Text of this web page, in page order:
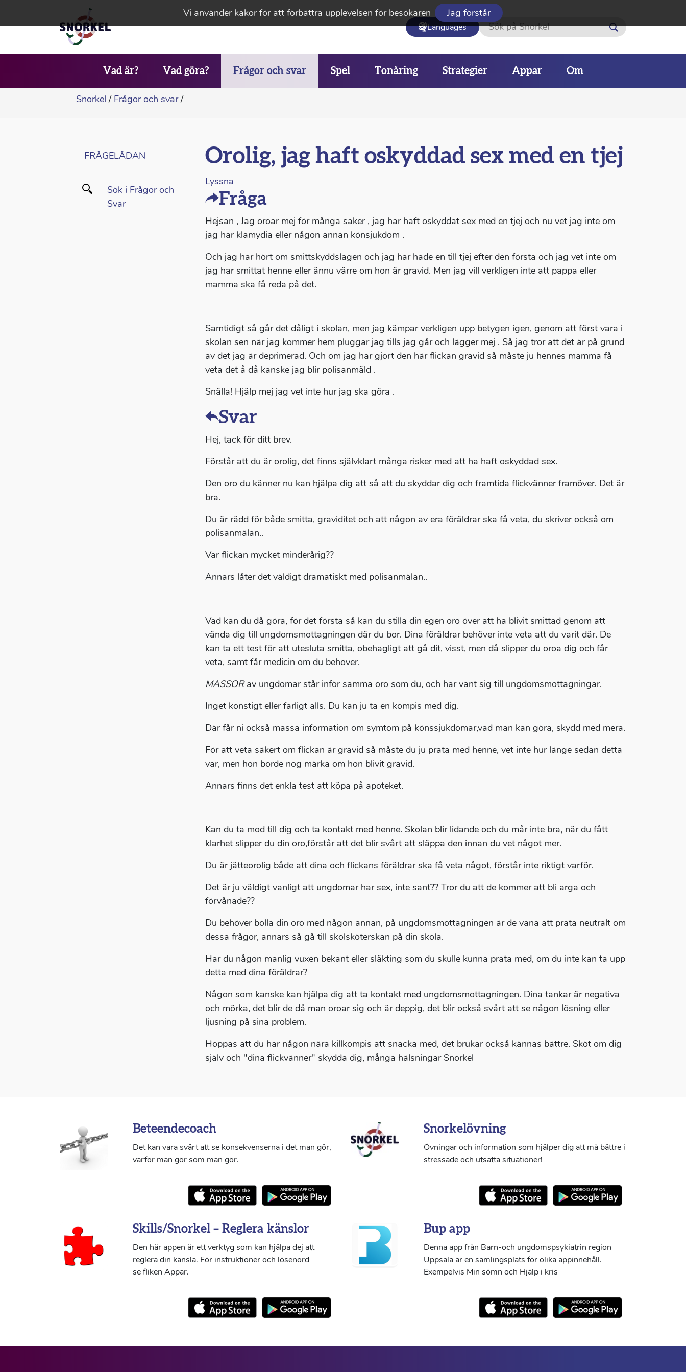
Vi använder kakor för att förbättra upplevelsen för besökaren Jag förstår
Languages Sök
Vad är? Vad göra? Frågor och svar Spel Tonåring Strategier Appar Om
Snorkel / Frågor och svar /
FRÅGELÅDAN
Sök i Frågor och
Svar
Orolig, jag haft oskyddad sex med en tjej
Lyssna
Fråga
Hejsan , Jag oroar mej för många saker , jag har haft oskyddat sex med en tjej och nu vet jag inte om
jag har klamydia eller någon annan könsjukdom .
Och jag har hört om smittskyddslagen och jag har hade en till tjej efter den första och jag vet inte om
jag har smittat henne eller ännu värre om hon är gravid. Men jag vill verkligen inte att pappa eller
mamma ska få reda på det.
Samtidigt så går det dåligt i skolan, men jag kämpar verkligen upp betygen igen, genom att först vara i
skolan sen när jag kommer hem pluggar jag tills jag går och lägger mej . Så jag tror att det är på grund
av det jag är deprimerad. Och om jag har gjort den här flickan gravid så måste ju hennes mamma få
veta det å då kanske jag blir polisanmäld .
Snälla! Hjälp mej jag vet inte hur jag ska göra .
Svar
Hej, tack för ditt brev.
Förstår att du är orolig, det finns självklart många risker med att ha haft oskyddad sex.
Den oro du känner nu kan hjälpa dig att så att du skyddar dig och framtida flickvänner framöver. Det är
bra.
Du är rädd för både smitta, graviditet och att någon av era föräldrar ska få veta, du skriver också om
polisanmälan..
Var flickan mycket minderårig??
Annars låter det väldigt dramatiskt med polisanmälan..
Vad kan du då göra, för det första så kan du stilla din egen oro över att ha blivit smittad genom att
vända dig till ungdomsmottagningen där du bor. Dina föräldrar behöver inte veta att du varit där. De
kan ta ett test för att utesluta smitta, obehagligt att gå dit, visst, men då slipper du oroa dig och får
veta, samt får medicin om du behöver.
MASSORav ungdomar står inför samma oro som du, och har vänt sig till ungdomsmottagningar.
Inget konstigt eller farligt alls. Du kan ju ta en kompis med dig.
Där får ni också massa information om symtom på könssjukdomar,vad man kan göra, skydd med mera.
För att veta säkert om flickan är gravid så måste du ju prata med henne, vet inte hur länge sedan detta
var, men hon borde nog märka om hon blivit gravid.
Annars finns det enkla test att köpa på apoteket.
Kan du ta mod till dig och ta kontakt med henne. Skolan blir lidande och du mår inte bra, när du fått
klarhet slipper du din oro,förstår att det blir svårt att släppa den innan du vet något mer.
Du är jätteorolig både att dina och flickans föräldrar ska få veta något, förstår inte riktigt varför.
Det är ju väldigt vanligt att ungdomar har sex, inte sant?? Tror du att de kommer att bli arga och
förvånade??
Du behöver bolla din oro med någon annan, på ungdomsmottagningen är de vana att prata neutralt om
dessa frågor, annars så gå till skolsköterskan på din skola.
Har du någon manlig vuxen bekant eller släkting som du skulle kunna prata med, om du inte kan ta upp
detta med dina föräldrar?
Någon som kanske kan hjälpa dig att ta kontakt med ungdomsmottagningen. Dina tankar är negativa
och mörka, det blir de då man oroar sig och är deppig, det blir också svårt att se någon lösning eller
ljusning på sina problem.
Hoppas att du har någon nära killkompis att snacka med, det brukar också kännas bättre. Sköt om dig
själv och "dina flickvänner" skydda dig, många hälsningar Snorkel
Beteendecoach
Det kan vara svårt att se konsekvenserna i det man gör,
varför man gör som man gör.
Snorkelövning
Övningar och information som hjälper dig att må bättre i
stressade och utsatta situationer!
Skills/Snorkel – Reglera känslor
Den här appen är ett verktyg som kan hjälpa dej att
reglera din känsla. För instruktioner och lösenord
se fliken Appar.
Bup app
Denna app från Barn-och ungdomspsykiatrin region
Uppsala är en samlingsplats för olika appinnehåll.
Exempelvis Min sömn och Hjälp i kris